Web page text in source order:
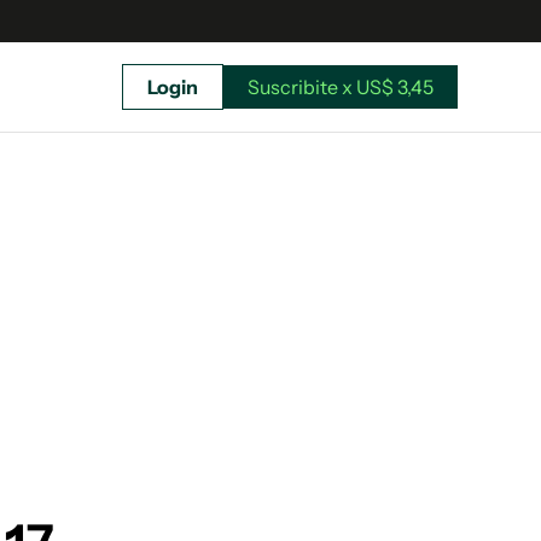
Login Suscribite x US$ 3,45